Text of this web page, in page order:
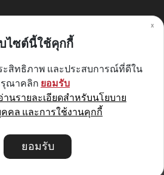
x
บไซต์นี้ใช้คุกกี้
ะสิทธิภาพ และประสบการณ์ที่ดีใน
รุณาคลิก ยอมรับ
านรายละเอียดสำหรับนโยบาย
คล และการใช้งานคุกกี้
ยอมรับ
Sign me up